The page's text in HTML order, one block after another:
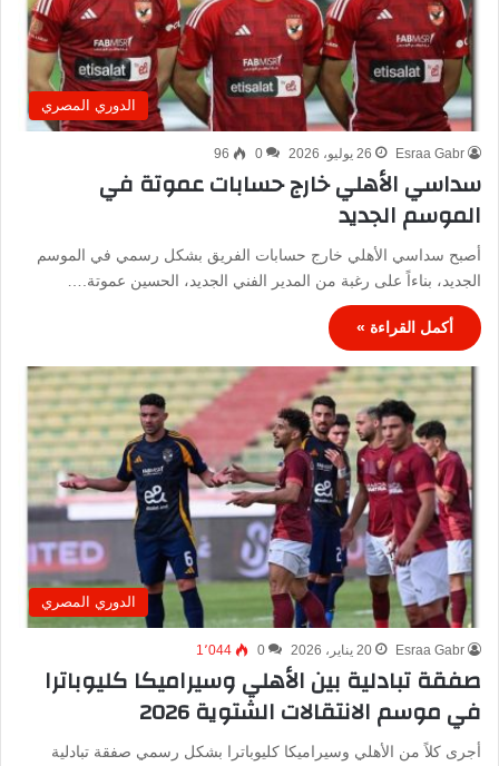
الدوري المصري
Esraa Gabr 26 يوليو، 2026 0
96
سداسي الأهلي خارج حسابات عموتة في
الموسم الجديد
أصبح سداسي الأهلي خارج حسابات الفريق بشكل رسمي في الموسم
الجديد، بناءاً على رغبة من المدير الفني الجديد، الحسين عموتة.…
أكمل القراءة »
الدوري المصري
Esraa Gabr 20 يناير، 2026 0 1٬044
صفقة تبادلية بين الأهلي وسيراميكا كليوباترا
في موسم الانتقالات الشتوية 2026
أجرى كلاً من الأهلي وسيراميكا كليوباترا بشكل رسمي صفقة تبادلية